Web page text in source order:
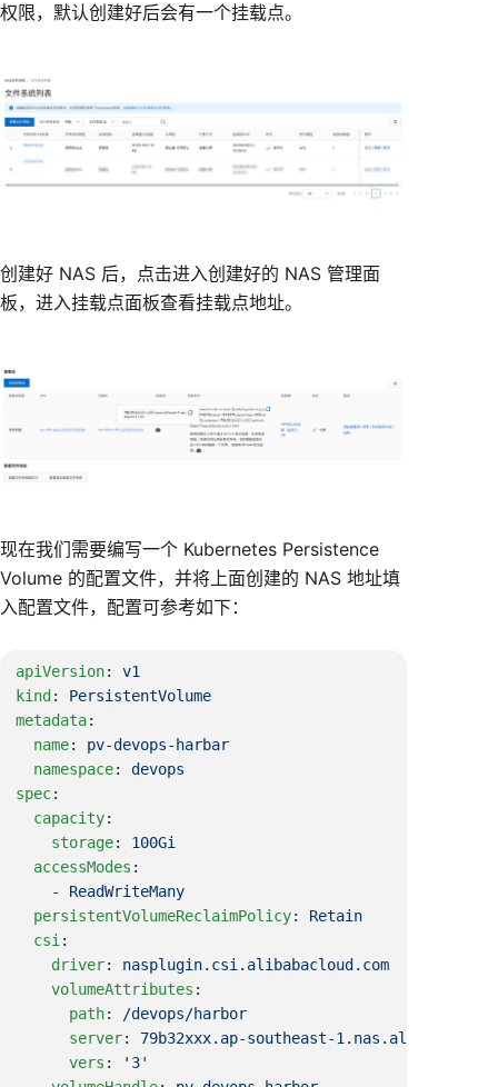
权限，默认创建好后会有一个挂载点。
创建好 NAS 后，点击进入创建好的 NAS 管理面
板，进入挂载点面板查看挂载点地址。
现在我们需要编写一个 Kubernetes Persistence
Volume 的配置文件，并将上面创建的 NAS 地址填
入配置文件，配置可参考如下：
apiVersion:
kind :
metadata
  name
:
  namespace
:
spec
  capacity
    storage
:
  accessModes
    -
  persistentVolumeReclaimPolicy
:
  csi
    driver
:
    volumeAttributes
      path
:
      server
:
      vers
: